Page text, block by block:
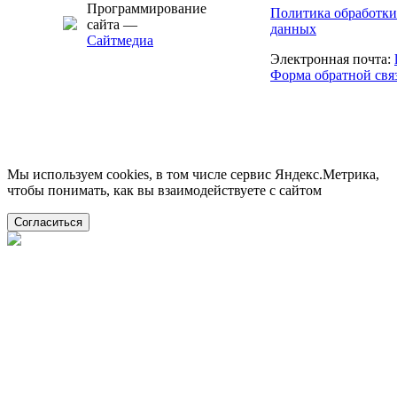
Программирование
сайта —
Сайтмедиа
Политика
данных
Электронная почта:
Форма обратной
Мы используем cookies, в том числе сервис Яндекс.Метрика,
чтобы понимать, как вы взаимодействуете с сайтом
Согласиться